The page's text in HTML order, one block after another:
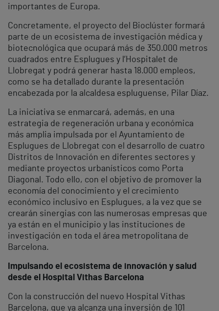
importantes de Europa.
Concretamente, el proyecto del Bioclúster formará
parte de un ecosistema de investigación médica y
biotecnológica que ocupará más de 350.000 metros
cuadrados entre Esplugues y l’Hospitalet de
Llobregat y podrá generar hasta 18.000 empleos,
como se ha detallado durante la presentación
encabezada por la alcaldesa espluguense, Pilar Díaz.
La iniciativa se enmarcará, además, en una
estrategia de regeneración urbana y económica
más amplia impulsada por el Ayuntamiento de
Esplugues de Llobregat con el desarrollo de cuatro
Distritos de Innovación en diferentes sectores y
mediante proyectos urbanísticos como Porta
Diagonal. Todo ello, con el objetivo de promover la
economía del conocimiento y el crecimiento
económico inclusivo en Esplugues, a la vez que se
crearán sinergias con las numerosas empresas que
ya están en el municipio y las instituciones de
investigación en toda el área metropolitana de
Barcelona.
Impulsando el ecosistema de innovación y salud
desde el Hospital Vithas Barcelona
Con la construcción del nuevo Hospital Vithas
Barcelona, que ya alcanza una inversión de 101